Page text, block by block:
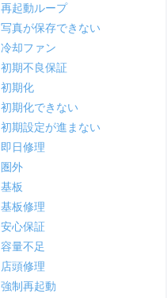
再起動ループ
写真が保存できない
冷却ファン
初期不良保証
初期化
初期化できない
初期設定が進まない
即日修理
圏外
基板
基板修理
安心保証
容量不足
店頭修理
強制再起動